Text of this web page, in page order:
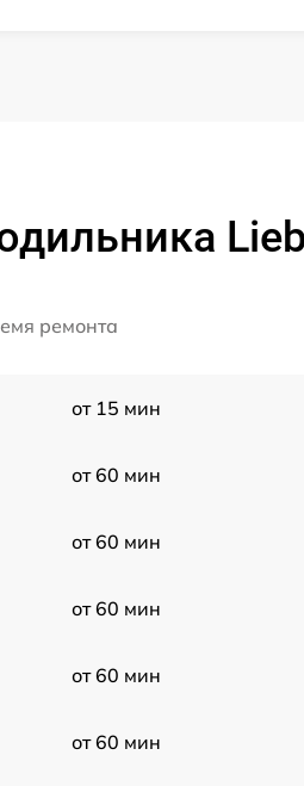
ремонта
от 15 мин
от 60 мин
от 60 мин
от 60 мин
от 60 мин
от 60 мин